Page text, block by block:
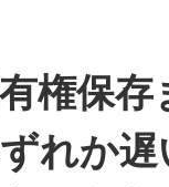
権保存
れか